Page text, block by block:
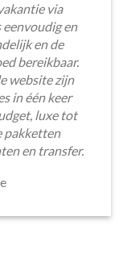
via
en
en de
bereikbaar.
website zijn
in één keer
luxe tot
pakketten
en transfer.